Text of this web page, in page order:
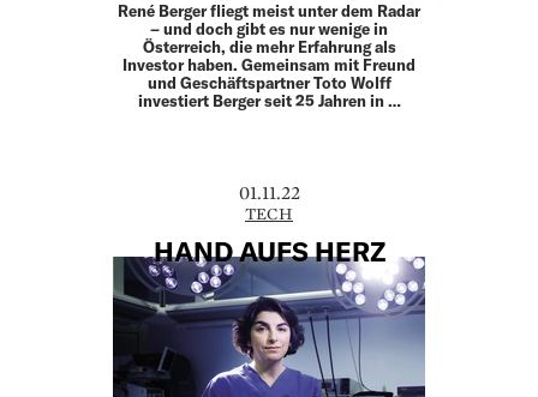
René Berger fliegt meist unter dem Radar
– und doch gibt es nur wenige in
Österreich, die mehr Erfahrung als
Investor haben. Gemeinsam mit Freund
und Geschäftspartner Toto Wolff
investiert Berger seit 25 Jahren in …
01.11.22
TECH
HAND AUFS HERZ